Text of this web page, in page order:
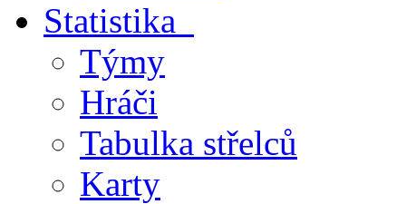
Statistika
Týmy
Hráči
Tabulka střelců
Karty